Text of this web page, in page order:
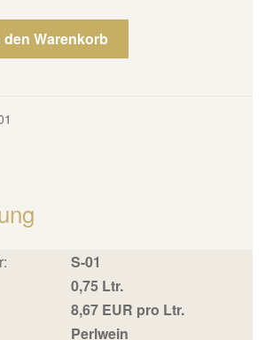
den Warenkorb
S-01
0,75 Ltr.
8,67 EUR pro Ltr.
Perlwein